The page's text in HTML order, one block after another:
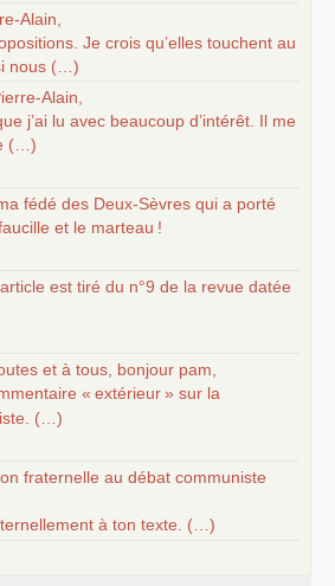
Alain,
Je crois qu’elles touchent au
nous (…)
Alain,
j’ai lu avec beaucoup d’intérêt. Il me
(…)
fédé des Deux-Sèvres qui a porté
et le marteau !
est tiré du n°9 de la revue datée
et à tous, bonjour pam,
« extérieur» sur la
(…)
fraternelle au débat communiste
à ton texte. (…)